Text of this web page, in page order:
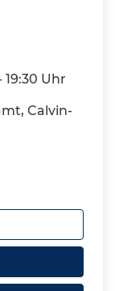
19:30 Uhr
Calvin-